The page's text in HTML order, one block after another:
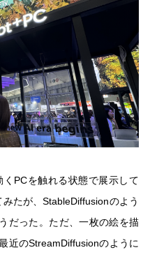
PCを触れる状態で展示して
たが、StableDiffusionのよう
だった。ただ、一枚の絵を描
近のStreamDiffusionのように